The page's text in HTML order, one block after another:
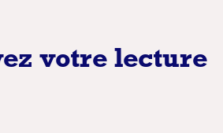
votre lecture